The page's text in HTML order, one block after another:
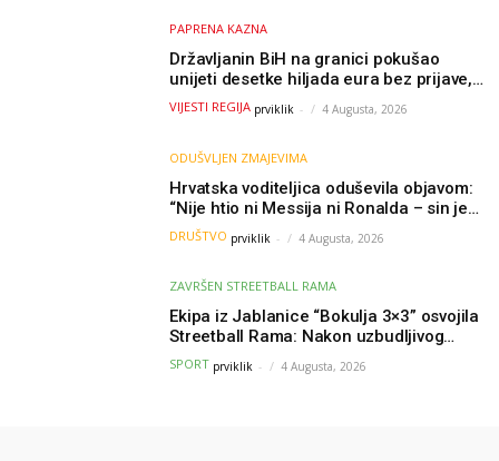
PAPRENA KAZNA
Državljanin BiH na granici pokušao
unijeti desetke hiljada eura bez prijave,
uslijedila “paprena” kazna
VIJESTI REGIJA prviklik - 4 Augusta, 2026
ODUŠVLJEN ZMAJEVIMA
Hrvatska voditeljica oduševila objavom:
“Nije htio ni Messija ni Ronalda – sin je
želio samo dres Bosne”
DRUŠTVO prviklik - 4 Augusta, 2026
ZAVRŠEN STREETBALL RAMA
Ekipa iz Jablanice “Bokulja 3×3” osvojila
Streetball Rama: Nakon uzbudljivog
finala poznati svi pobjednici turnira
SPORT prviklik - 4 Augusta, 2026